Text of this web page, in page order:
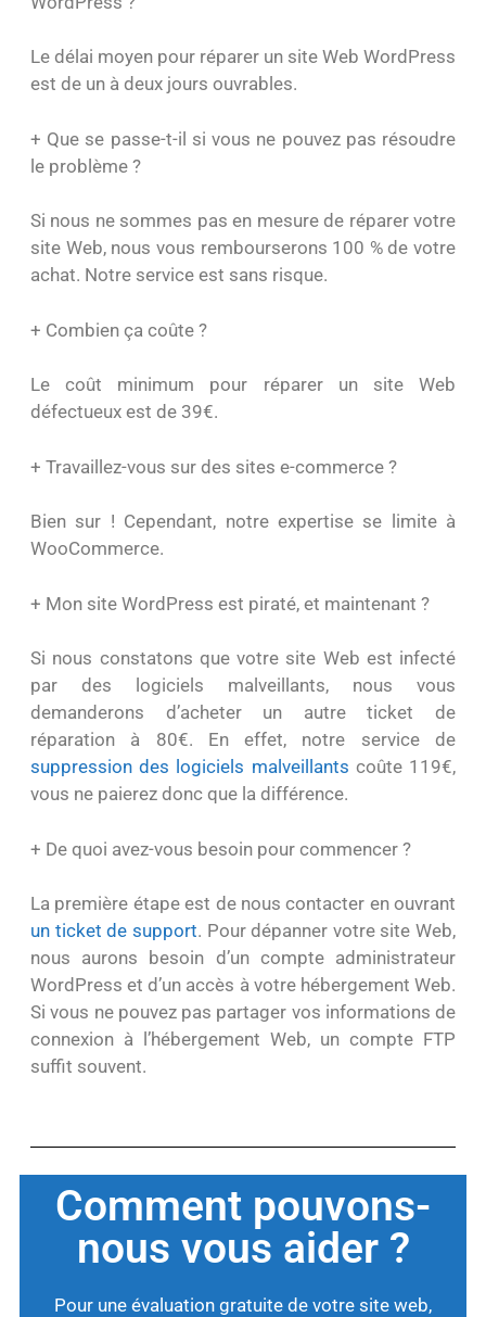
Le délai moyen pour réparer un site Web WordPress
est de un à deux jours ouvrables.
+ Que se passe-t-il si vous ne pouvez pas résoudre
le problème ?
Si nous ne sommes pas en mesure de réparer votre
site Web, nous vous rembourserons 100 % de votre
achat. Notre service est sans risque.
+ Combien ça coûte ?
Le coût minimum pour réparer un site Web
défectueux est de 39€.
+ Travaillez-vous sur des sites e-commerce ?
Bien sur ! Cependant, notre expertise se limite à
WooCommerce.
+ Mon site WordPress est piraté, et maintenant ?
Si nous constatons que votre site Web est infecté
par des logiciels malveillants, nous vous
demanderons d’acheter un autre ticket de
réparation à 80€. En effet, notre service de
suppression des logiciels malveillants coûte 119€,
vous ne paierez donc que la différence.
+ De quoi avez-vous besoin pour commencer ?
La première étape est de nous contacter en ouvrant
un ticket de support. Pour dépanner votre site Web,
nous aurons besoin d’un compte administrateur
WordPress et d’un accès à votre hébergement Web.
Si vous ne pouvez pas partager vos informations de
connexion à l’hébergement Web, un compte FTP
suffit souvent.
Comment pouvons-
nous vous aider ?
Pour une évaluation gratuite de votre site web,